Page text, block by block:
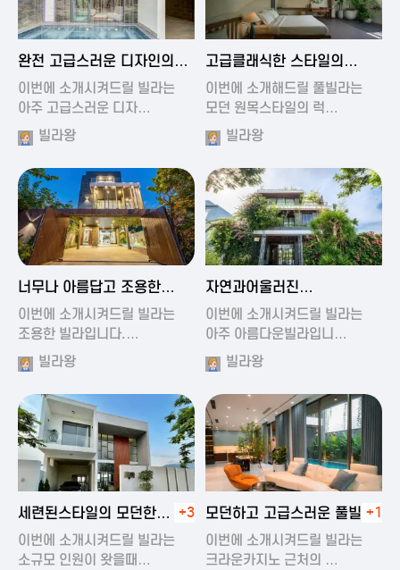
2024-11-19 01:13
완전 고급스러운 디자인의
빌라
이번에 소개시켜드릴 빌라는
아주 고급스러운 디자…
빌라왕
2024-11-19 00:37
고급클래식한 스타일의
럭셔리 풀빌라
이번에 소개해드릴 풀빌라는
모던 원목스타일의 럭…
빌라왕
2024-11-19 01:47
너무나 아름답고 조용한
풀빌라
이번에 소개시켜드릴 빌라는
조용한 빌라입니다.…
빌라왕
2024-11-19 01:17
자연과어울러진
아름다운풀빌라
이번에 소개시켜드릴 빌라는
아주 아름다운빌라입니…
빌라왕
2024-11-19 01:22
세련된스타일의 모던한
풀빌라
+3
이번에 소개시켜드릴 빌라는
소규모 인원이 왓을때…
2024-11-20 00:20
모던하고 고급스러운 풀빌라+1
이번에 소개시켜드릴 빌라는
크라운카지노 근처의 …